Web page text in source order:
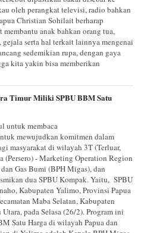
oleh perangkat televisi, radio bahkan
Christian Sohilait berharap
anak bahkan orang tua,
gejala serta hal terkait lainnya mengenai
sedemikian rupa, dengan gaya
kita yakin bisa memberikan
Timur Miliki SPBU BBM Satu
untuk membaca
mewujudkan komitmen dalam
masyarakat di wilayah 3T (Terluar,
(Persero) - Marketing Operation Region
Gas Bumi (BPH Migas), dan
dua SPBU Kompak. Yaitu, SPBU
Kabupaten Yalimo, Provinsi Papua
Maba Selatan, Kabupaten
pada Selasa (26/2). Program ini
Satu Harga di wilayah Papua dan